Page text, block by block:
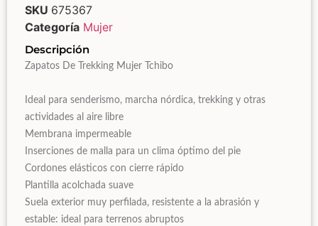
SKU 675367
Categoría Mujer
Descripción
Zapatos De Trekking Mujer Tchibo
Ideal para senderismo, marcha nórdica, trekking y otras
actividades al aire libre
Membrana impermeable
Inserciones de malla para un clima óptimo del pie
Cordones elásticos con cierre rápido
Plantilla acolchada suave
Suela exterior muy perfilada, resistente a la abrasión y
estable: ideal para terrenos abruptos